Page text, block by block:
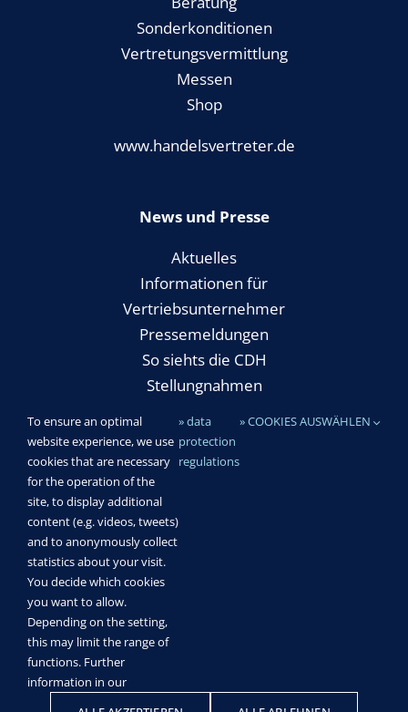
Sonderkonditionen
Vertretungsvermittlung
Messen
Shop
www.handelsvertreter.de
News und Presse
Aktuelles
Informationen für
Vertriebsunternehmer
Pressemeldungen
So siehts die CDH
Stellungnahmen
Rechtliches
Datenschutz & Cookies
Centralvereinigung Deutscher Wirtschaftsverbände für
Handelsvermittlung und Vertrieb (CDH) e.V.|
Xing Facebook YouTubeLinkedIn
To ensure an optimal
website experience, we use
cookies that are necessary
for the operation of the
site, to display additional
content (e.g. videos, tweets)
and to anonymously collect
statistics about your visit.
You decide which cookies
you want to allow.
Depending on the setting,
this may limit the range of
functions. Further
information in our
» data
protection
regulations
» COOKIES AUSWÄHLEN